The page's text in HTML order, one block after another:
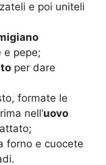
e poi uniteli
e pepe;
per dare
formate le
nell’uovo
forno e cuocete